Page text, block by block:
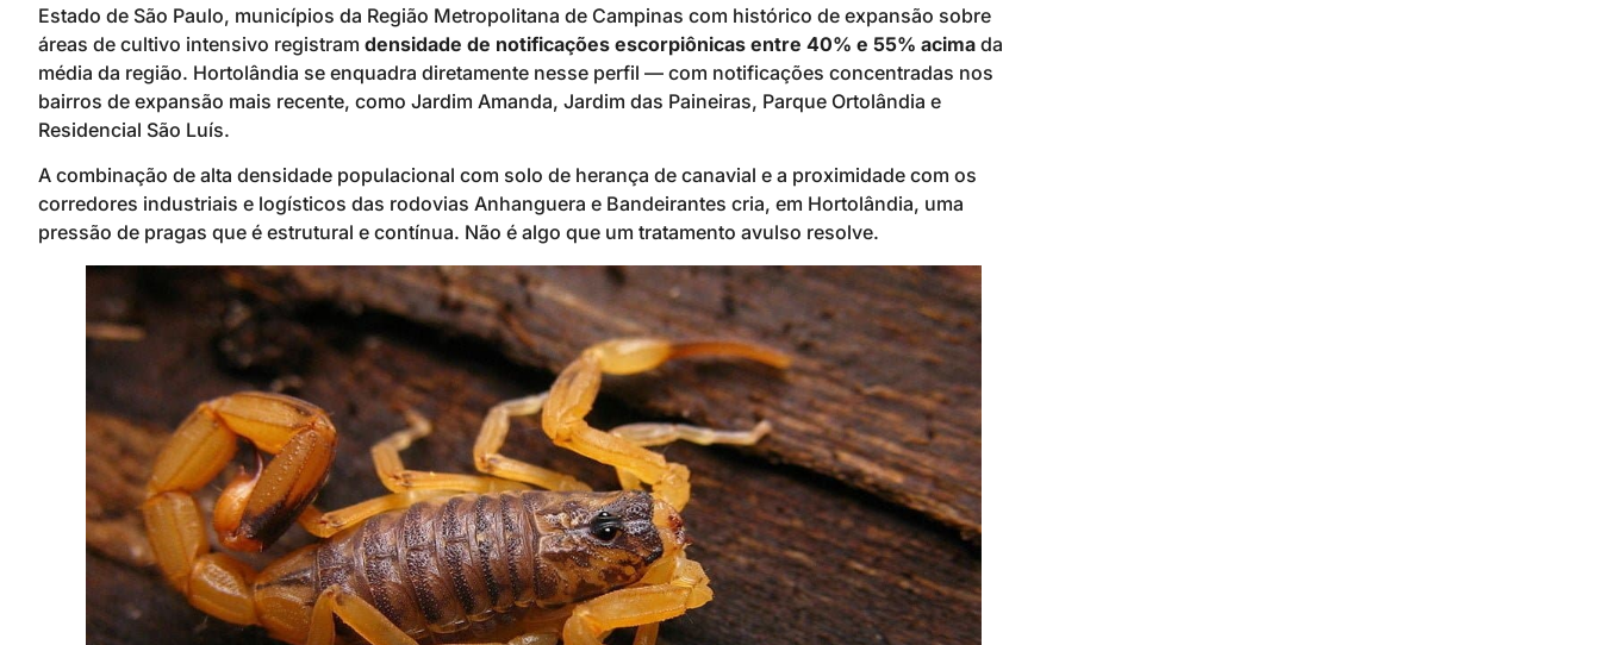
Estado de São Paulo, municípios da Região Metropolitana de Campinas com histórico de expansão sobre
áreas de cultivo intensivo registram densidade de notificações escorpiônicas entre 40% e 55% acima da
média da região. Hortolândia se enquadra diretamente nesse perfil — com notificações concentradas nos
bairros de expansão mais recente, como Jardim Amanda, Jardim das Paineiras, Parque Ortolândia e
Residencial São Luís.
A combinação de alta densidade populacional com solo de herança de canavial e a proximidade com os
corredores industriais e logísticos das rodovias Anhanguera e Bandeirantes cria, em Hortolândia, uma
pressão de pragas que é estrutural e contínua. Não é algo que um tratamento avulso resolve.